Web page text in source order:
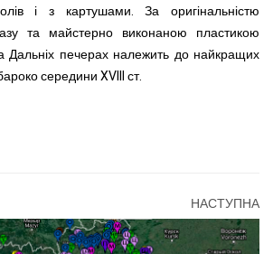
і з картушами.
За оригінальністю
та майстерно виконаною пластикою
Дальніх печерах належить до найкращих
середини XVIII ст.
НАСТУПНА